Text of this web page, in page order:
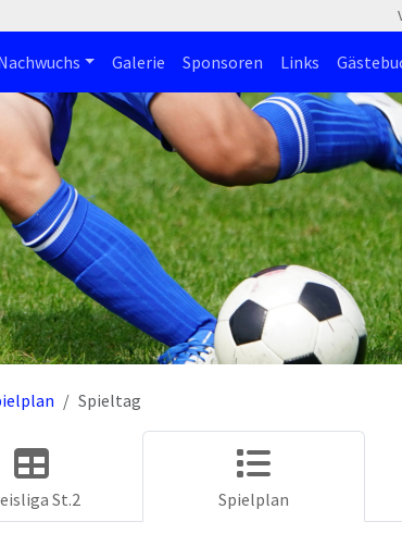
Galerie Sponsoren Links
Spieltag
St.2 Spielplan